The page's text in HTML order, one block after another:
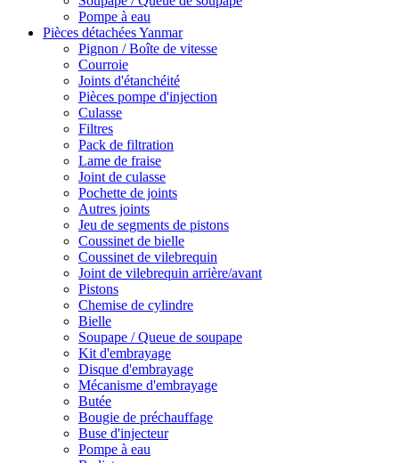
Pompe à eau
Pièces détachées Yanmar
Pignon / Boîte de vitesse
Courroie
Joints d'étanchéité
Pièces pompe d'injection
Culasse
Filtres
Pack de filtration
Lame de fraise
Joint de culasse
Pochette de joints
Autres joints
Jeu de segments de pistons
Coussinet de bielle
Coussinet de vilebrequin
Joint de vilebrequin arrière/avant
Pistons
Chemise de cylindre
Bielle
Soupape / Queue de soupape
Kit d'embrayage
Disque d'embrayage
Mécanisme d'embrayage
Butée
Bougie de préchauffage
Buse d'injecteur
Pompe à eau